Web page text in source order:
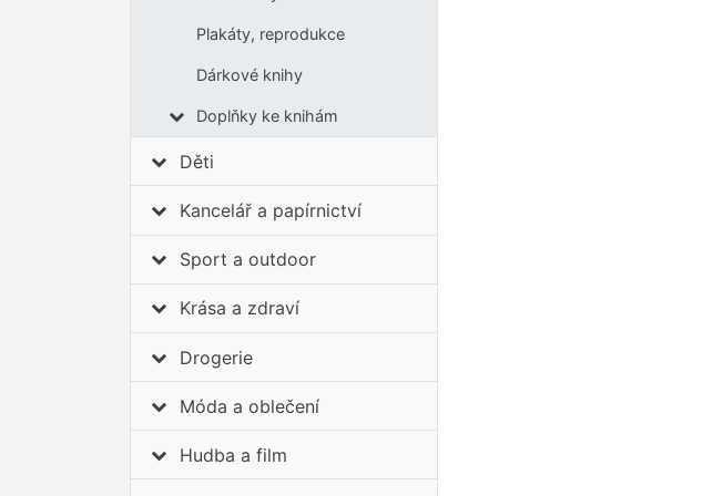
Plakáty, reprodukce
Dárkové knihy
Doplňky ke knihám
Děti
Kancelář a papírnictví
Sport a outdoor
Krása a zdraví
Drogerie
Móda a oblečení
Hudba a film